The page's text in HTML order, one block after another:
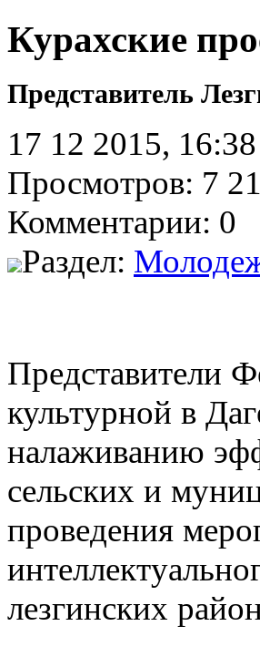
Курахские
Представитель
17 12 2015, 16:38
Просмотров: 7
Комментарии: 0
Раздел:
Представители
культурной в
налаживанию
сельских и
проведения
лезгинских